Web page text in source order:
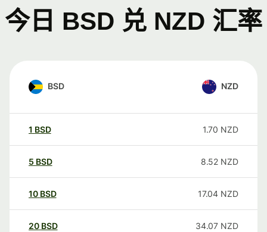
今日 BSD 兑 NZD 汇率
BSD NZD
1 BSD 1.70 NZD
5 BSD 8.52 NZD
10 BSD 17.04 NZD
20 BSD 34.07 NZD